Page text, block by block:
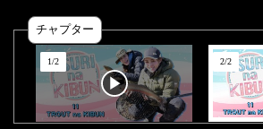
チャプター
1/2 2/2